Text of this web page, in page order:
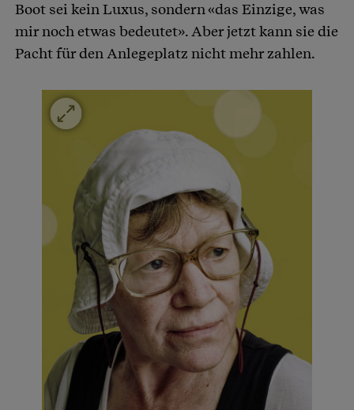
Boot sei kein Luxus, sondern «das Einzige, was
mir noch etwas bedeutet». Aber jetzt kann sie die
Pacht für den Anlegeplatz nicht mehr zahlen.